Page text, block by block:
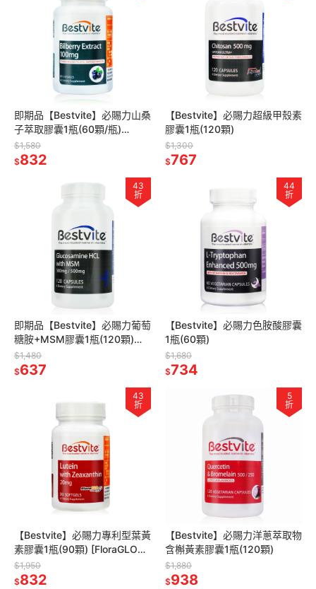
即期品【Bestvite】必賜力山桑
子萃取膠囊1瓶(60顆/瓶)
2027/05
$1,580
$832
【Bestvite】必賜力超級甲殼素
膠囊1瓶(120顆)
$1,300
$767
43
折
即期品【Bestvite】必賜力葡萄
糖胺+MSM膠囊1瓶(120顆)
2027/05
$1,480
$637
44
折
【Bestvite】必賜力色胺酸膠囊
1瓶(60顆)
$1,680
$734
43
折
【Bestvite】必賜力專利型葉黃
素膠囊1瓶(90顆) [FloraGLO專
利葉黃素]
$1,950
$832
5
折
【Bestvite】必賜力洋蔥萃取物
含槲黃素膠囊1瓶(120顆)
$1,880
$938